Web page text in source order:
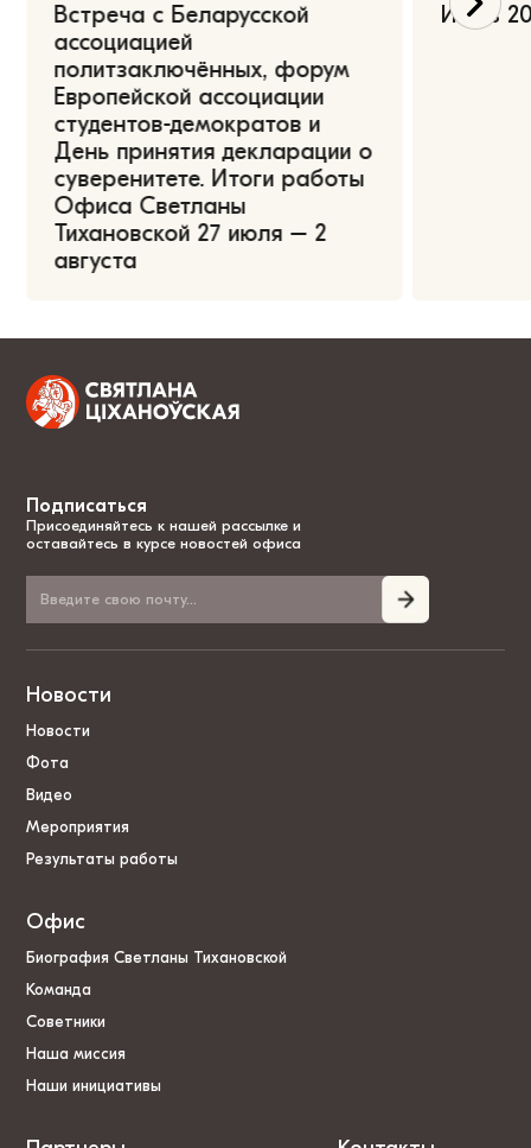
Встреча с Беларусской
ассоциацией
политзаключённых, форум
Европейской ассоциации
студентов-демократов и
День принятия декларации о
суверенитете. Итоги работы
Офиса Светланы
Тихановской 27 июля – 2
августа
Июль
Подписаться
Присоединяйтесь к нашей рассылке и
оставайтесь в курсе новостей офиса
Новости
Новости
Фота
Видео
Мероприятия
Результаты работы
Офис
Биография Светланы Тихановской
Команда
Советники
Наша миссия
Наши инициативы